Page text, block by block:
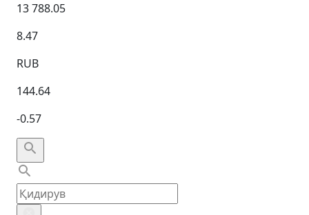
13 788.05
8.47
RUB
144.64
-0.57